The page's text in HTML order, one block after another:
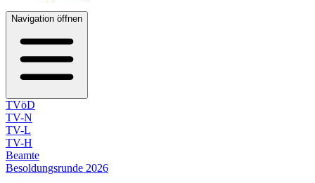
Navigation öffnen
TVöD
TV-N
TV-L
TV-H
Beamte
Besoldungsrunde 2026